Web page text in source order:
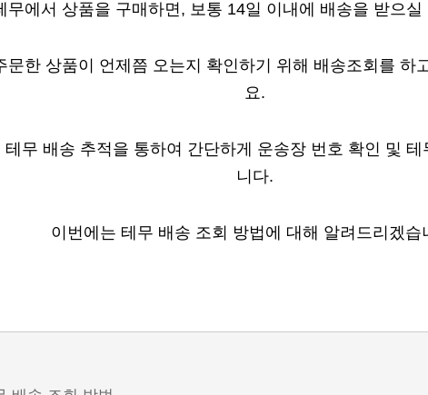
무에서 상품을 구매하면, 보통 14일 이내에 배송을 받으실
문한 상품이 언제쯤 오는지 확인하기 위해 배송조회를 하
요.
테무 배송 추적을 통하여 간단하게 운송장 번호 확인 및
니다.
이번에는 테무 배송 조회 방법에 대해 알려드리겠습